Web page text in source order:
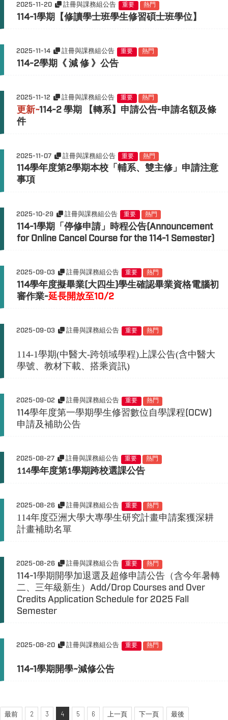
2025-11-20 註冊與課務組公告 重要 熱門
114-1學期【修讀學士班學生修習碩士班學位】
2025-11-14 註冊與課務組公告 重要 熱門
114-2學期《 減 修 》公告
2025-11-12 註冊與課務組公告 重要 熱門
更新~114-2 學期 【轉系】申請公告-申請名額及條
件
2025-11-07 註冊與課務組公告 重要 熱門
114學年度第2學期本校「輔系、雙主修」申請注意
事項
2025-10-29 註冊與課務組公告 重要 熱門
114-1學期「停修申請」時程公告(Announcement
for Online Cancel Course for the 114-1 Semester)
2025-09-03 註冊與課務組公告 重要 熱門
114學年度擬畢業(大四生)學生確認畢業資格電腦初
審作業-延長開放至10/2
2025-09-03 註冊與課務組公告 重要 熱門
114-1學期(中醫大-跨領域學程)上課公告(含中醫大
學號、教材下載、搭乘資訊)
2025-09-02 註冊與課務組公告 重要 熱門
114學年度第一學期學生修習數位自學課程(OCW)
申請及補助公告
2025-08-27 註冊與課務組公告 重要 熱門
114學年度第1學期跨校選課公告
2025-08-26 註冊與課務組公告 重要 熱門
114年度亞洲大學大專學生研究計畫申請案獲深耕
計畫補助名單
2025-08-26 註冊與課務組公告 重要 熱門
114-1學期開學加退選及超修申請公告（含今年暑轉
二、三年級新生）Add/Drop Courses and Over
Credits Application Schedule for 2025 Fall
Semester
2025-08-20 註冊與課務組公告 重要 熱門
114-1學期開學~減修公告
最前 2 3 4 5 6 上一頁 下一頁 最後